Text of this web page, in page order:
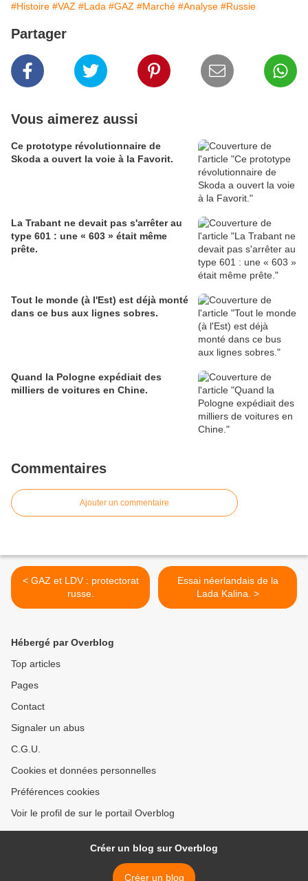
#Histoire #VAZ #Lada #GAZ #Marché #Analyse #Russie
Partager
Vous aimerez aussi
Ce prototype révolutionnaire de
Skoda a ouvert la voie à la Favorit.
La Trabant ne devait pas s'arrêter au
type 601 : une « 603 » était même
prête.
Tout le monde (à l'Est) est déjà monté
dans ce bus aux lignes sobres.
Quand la Pologne expédiait des
milliers de voitures en Chine.
Commentaires
Ajouter un commentaire
< GAZ et LDV : protectorat
russe.
Essai néerlandais de la
Lada Kalina. >
Hébergé par Overblog
Top articles
Pages
Contact
Signaler un abus
C.G.U.
Cookies et données personnelles
Préférences cookies
Voir le profil de sur le portail Overblog
Créer un blog sur Overblog
Créer un blog